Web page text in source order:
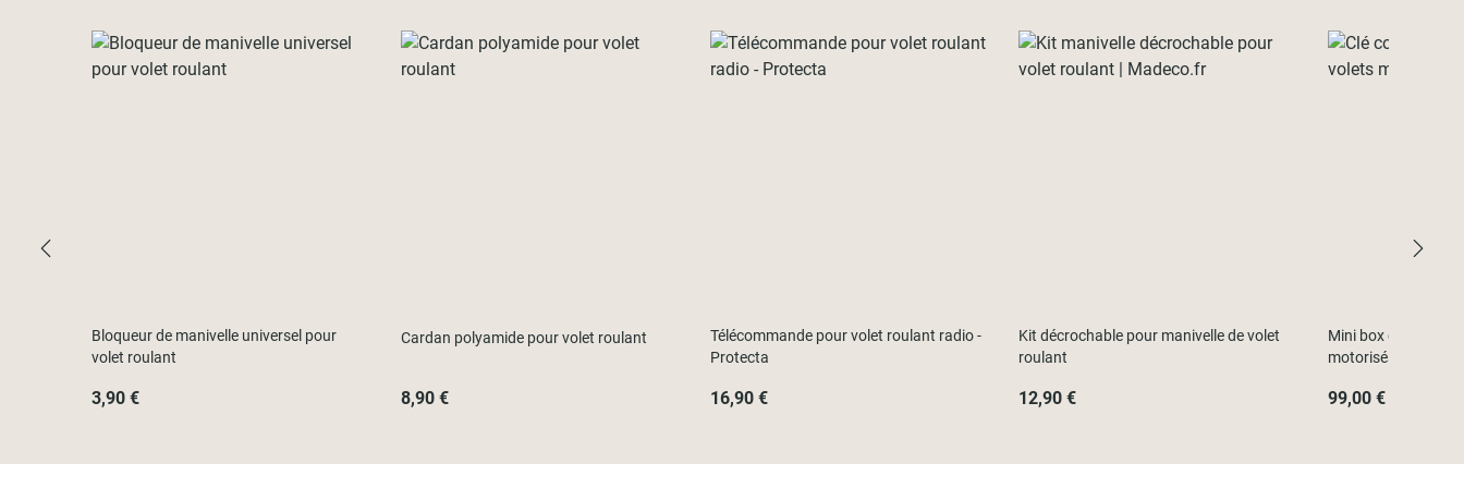
Bloqueur de manivelle universel pour
volet roulant
3,90 €
Cardan polyamide pour volet roulant
8,90 €
Télécommande pour volet roulant radio -
Protecta
16,90 €
Kit décrochable pour manivelle de volet
roulant
12,90 €
Mini box connectée
motorisés
99,00 €